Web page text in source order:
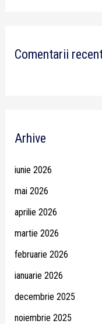
Comentarii
Arhive
iunie 2026
mai 2026
aprilie 2026
martie 2026
februarie 2026
ianuarie 2026
decembrie 2025
noiembrie 2025